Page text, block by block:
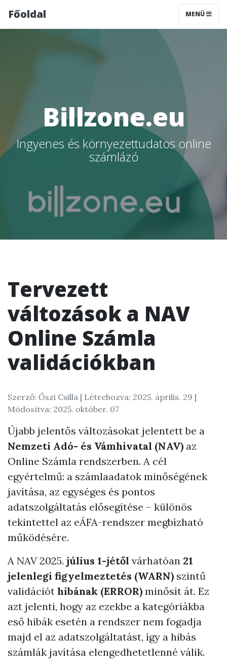
Főoldal MENÜ
Billzone.eu
Ingyenes és környezettudatos online
számlázó
Tervezett
változások a NAV
Online Számla
validációkban
Szerző: Őszi Csilla | Létrehozva: 2025. április. 29 |
Módosítva: 2025. október. 07
Újabb jelentős változásokat jelentett be a
Nemzeti Adó- és Vámhivatal (NAV) az
Online Számla rendszerben. A cél
egyértelmű: a számlaadatok minőségének
javítása, az egységes és pontos
adatszolgáltatás elősegítése – különös
tekintettel az eÁFA-rendszer megbízható
működésére.
A NAV 2025. július 1-jétől várhatóan 21
jelenlegi figyelmeztetés (WARN) szintű
validációt hibának (ERROR) minősít át. Ez
azt jelenti, hogy az ezekbe a kategóriákba
eső hibák esetén a rendszer nem fogadja
majd el az adatszolgáltatást, így a hibás
számlák javítása elengedhetetlenné válik.